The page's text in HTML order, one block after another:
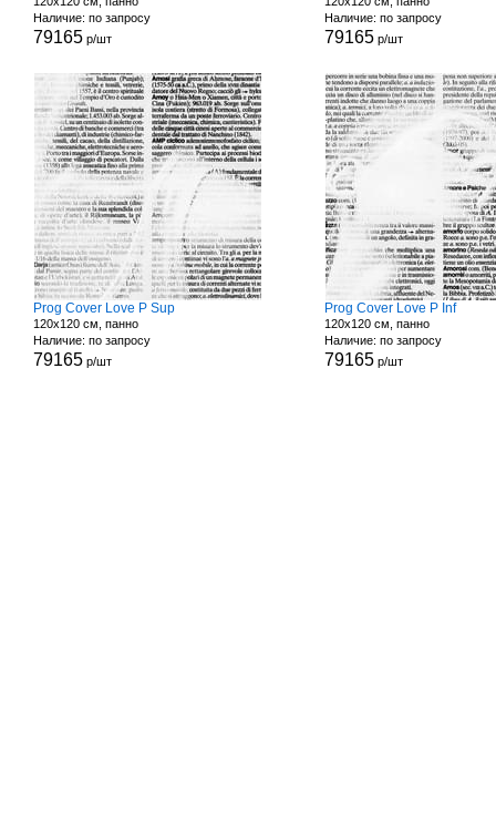
Наличие: по запросу
79165 р/шт
Наличие: по запросу
79165 р/шт
Prog Cover Love P Sup
120x120 см, панно
Наличие: по запросу
79165 р/шт
Prog Cover Love P Inf
120x120 см, панно
Наличие: по запросу
79165 р/шт